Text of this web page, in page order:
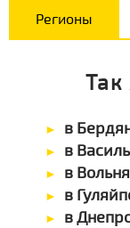
Регионы
в
в
в
в
в